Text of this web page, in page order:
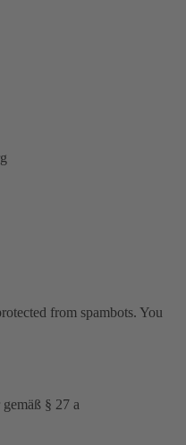
from spambots. You
§ 27 a